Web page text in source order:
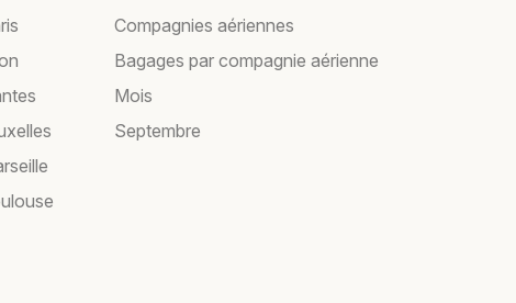
Compagnies aériennes
Bagages par compagnie aérienne
Mois
Septembre